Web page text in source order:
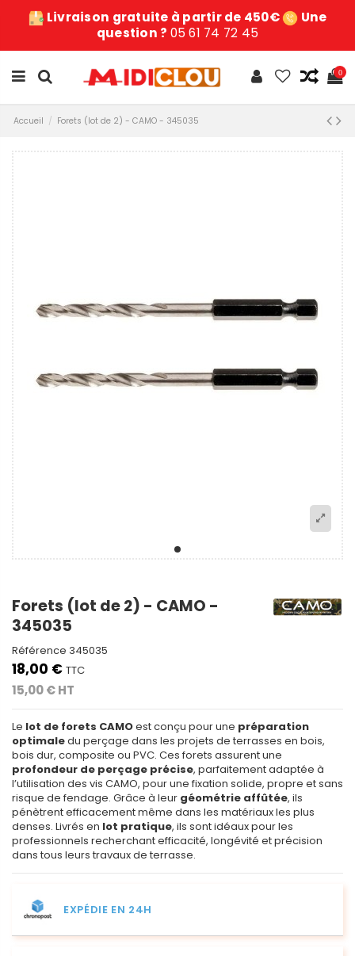
Livraison gratuite à partir de 450€
Une
question ? 05 61 74 72 45
0
Accueil Forets (lot de 2) - CAMO - 345035
Forets (lot de 2) - CAMO -
345035
Référence 345035
18,00 € TTC
15,00 € HT
Le lot de forets CAMOest conçu pour une préparation
optimaledu perçage dans les projets de terrasses en bois,
bois dur, composite ou PVC. Ces forets assurent une
profondeur de perçage précise, parfaitement adaptée à
l’utilisation des vis CAMO, pour une fixation solide, propre et sans
risque de fendage. Grâce à leur géométrie affûtée, ils
pénètrent efficacement même dans les matériaux les plus
denses. Livrés en lot pratique, ils sont idéaux pour les
professionnels recherchant efficacité, longévité et précision
dans tous leurs travaux de terrasse.
EXPÉDIE EN 24H